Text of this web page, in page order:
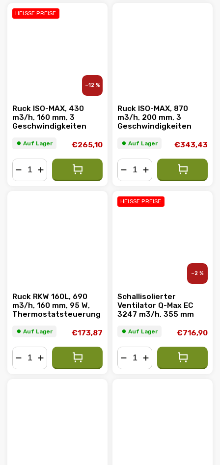
HEISSE PREISE
–12 %
Ruck ISO-MAX, 430
m3/h, 160 mm, 3
Geschwindigkeiten
⏺︎ Auf Lager €265,10
Ruck ISO-MAX, 870
m3/h, 200 mm, 3
Geschwindigkeiten
⏺︎ Auf Lager €343,43
Ruck RKW 160L, 690
m3/h, 160 mm, 95 W,
Thermostatsteuerung
⏺︎ Auf Lager €173,87
HEISSE PREISE
–2 %
Schallisolierter
Ventilator Q-Max EC
3247 m3/h, 355 mm
⏺︎ Auf Lager €716,90